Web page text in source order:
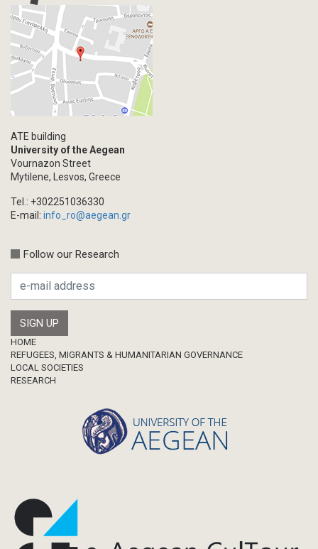
ATE building
University of the Aegean
Vournazon Street
Mytilene, Lesvos, Greece
Tel.: +302251036330
E-mail: info_ro@aegean.gr
Follow our Research
Footer
HOME
REFUGEES, MIGRANTS & HUMANITARIAN GOVERNANCE
LOCAL SOCIETIES
RESEARCH